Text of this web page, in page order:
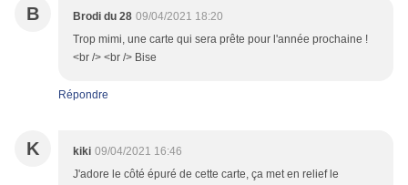
B Brodi du 28 09/04/2021 18:20
Trop mimi, une carte qui sera prête pour l'année prochaine !
<br /> <br /> Bise
Répondre
K kiki 09/04/2021 16:46
J'adore le côté épuré de cette carte, ça met en relief le